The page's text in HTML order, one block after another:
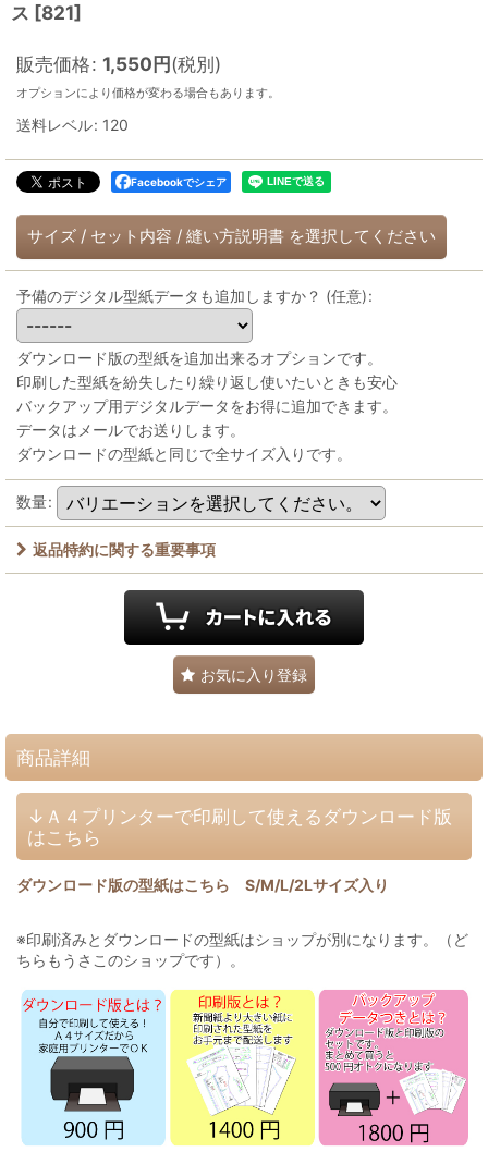
ス [821]
販売価格: 1,550円(税別)
オプションにより価格が変わる場合もあります。
送料レベル: 120
Facebookでシェア
サイズ / セット内容 / 縫い方説明書 を選択してください
予備のデジタル型紙データも追加しますか？ (任意):
ダウンロード版の型紙を追加出来るオプションです。
印刷した型紙を紛失したり繰り返し使いたいときも安心
バックアップ用デジタルデータをお得に追加できます。
データはメールでお送りします。
ダウンロードの型紙と同じで全サイズ入りです。
数量:
返品特約に関する重要事項
お気に入り登録
商品詳細
↓Ａ４プリンターで印刷して使えるダウンロード版
はこちら
ダウンロード版の型紙はこちら S/M/L/2Lサイズ入り
※印刷済みとダウンロードの型紙はショップが別になります。（ど
ちらもうさこのショップです）。